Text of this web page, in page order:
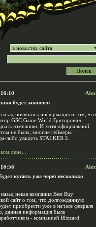
Alex
будет закончен
появилась информация о том, что
GSC Game World Григорович
компанию. И хотя официальной
не было, многие геймеры
либо увидеть STALKER 2.
окне...
Alex
купить уже через несколько
некая компания Best Buy
сайт о том, что долгожданную
приобрести уже в начале февраля
данная информация была
- компанией Blizzard